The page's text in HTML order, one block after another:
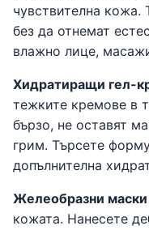
чувствителна кожа.
без да отнемат
влажно лице,
Хидратиращи гел-
тежките кремове в
бързо, не оставят
грим. Търсете
допълнителна
Желеобразни маски
кожата. Нанесете